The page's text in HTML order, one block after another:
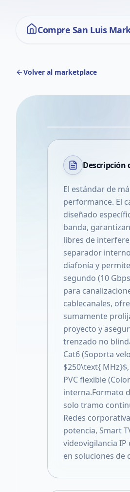
Compre San Luis
Volver al marketplace
Descripción
El estándar de
performance. El
diseñado
banda,
libres de
separador
diafonía y
segundo (10
para
cablecanales,
sumamente
proyecto y
trenzado no
Cat6 (Soporta
$250\text{
PVC flexible
interna.Formato
solo tramo
Redes
potencia, Smart
videovigilancia
en soluciones de